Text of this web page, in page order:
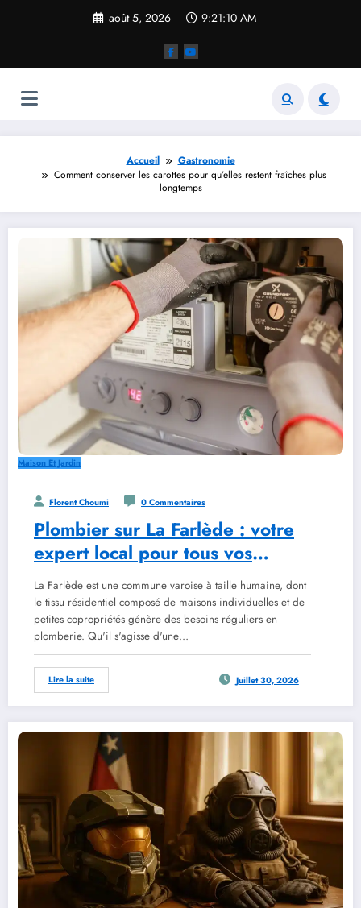
août 5, 2026 9:21:11 AM
Accueil
Gastronomie
Comment conserver les carottes pour qu’elles restent fraîches plus
longtemps
Maison Et Jardin
Florent Choumi 0 Commentaires
Plombier sur La Farlède : votre
expert local pour tous vos
travaux
La Farlède est une commune varoise à taille humaine, dont
le tissu résidentiel composé de maisons individuelles et de
petites copropriétés génère des besoins réguliers en
plomberie. Qu'il s'agisse d'une…
Lire la suite Juillet 30, 2026